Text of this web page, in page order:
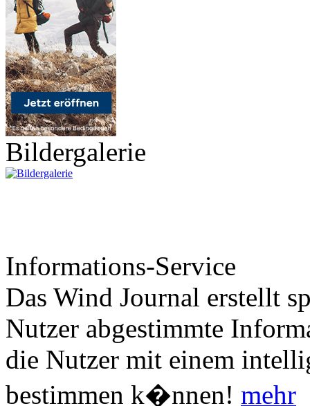
Bildergalerie
Informations-Service
Das Wind Journal erstellt
Nutzer abgestimmte
die Nutzer mit einem
bestimmen k�nnen! mehr